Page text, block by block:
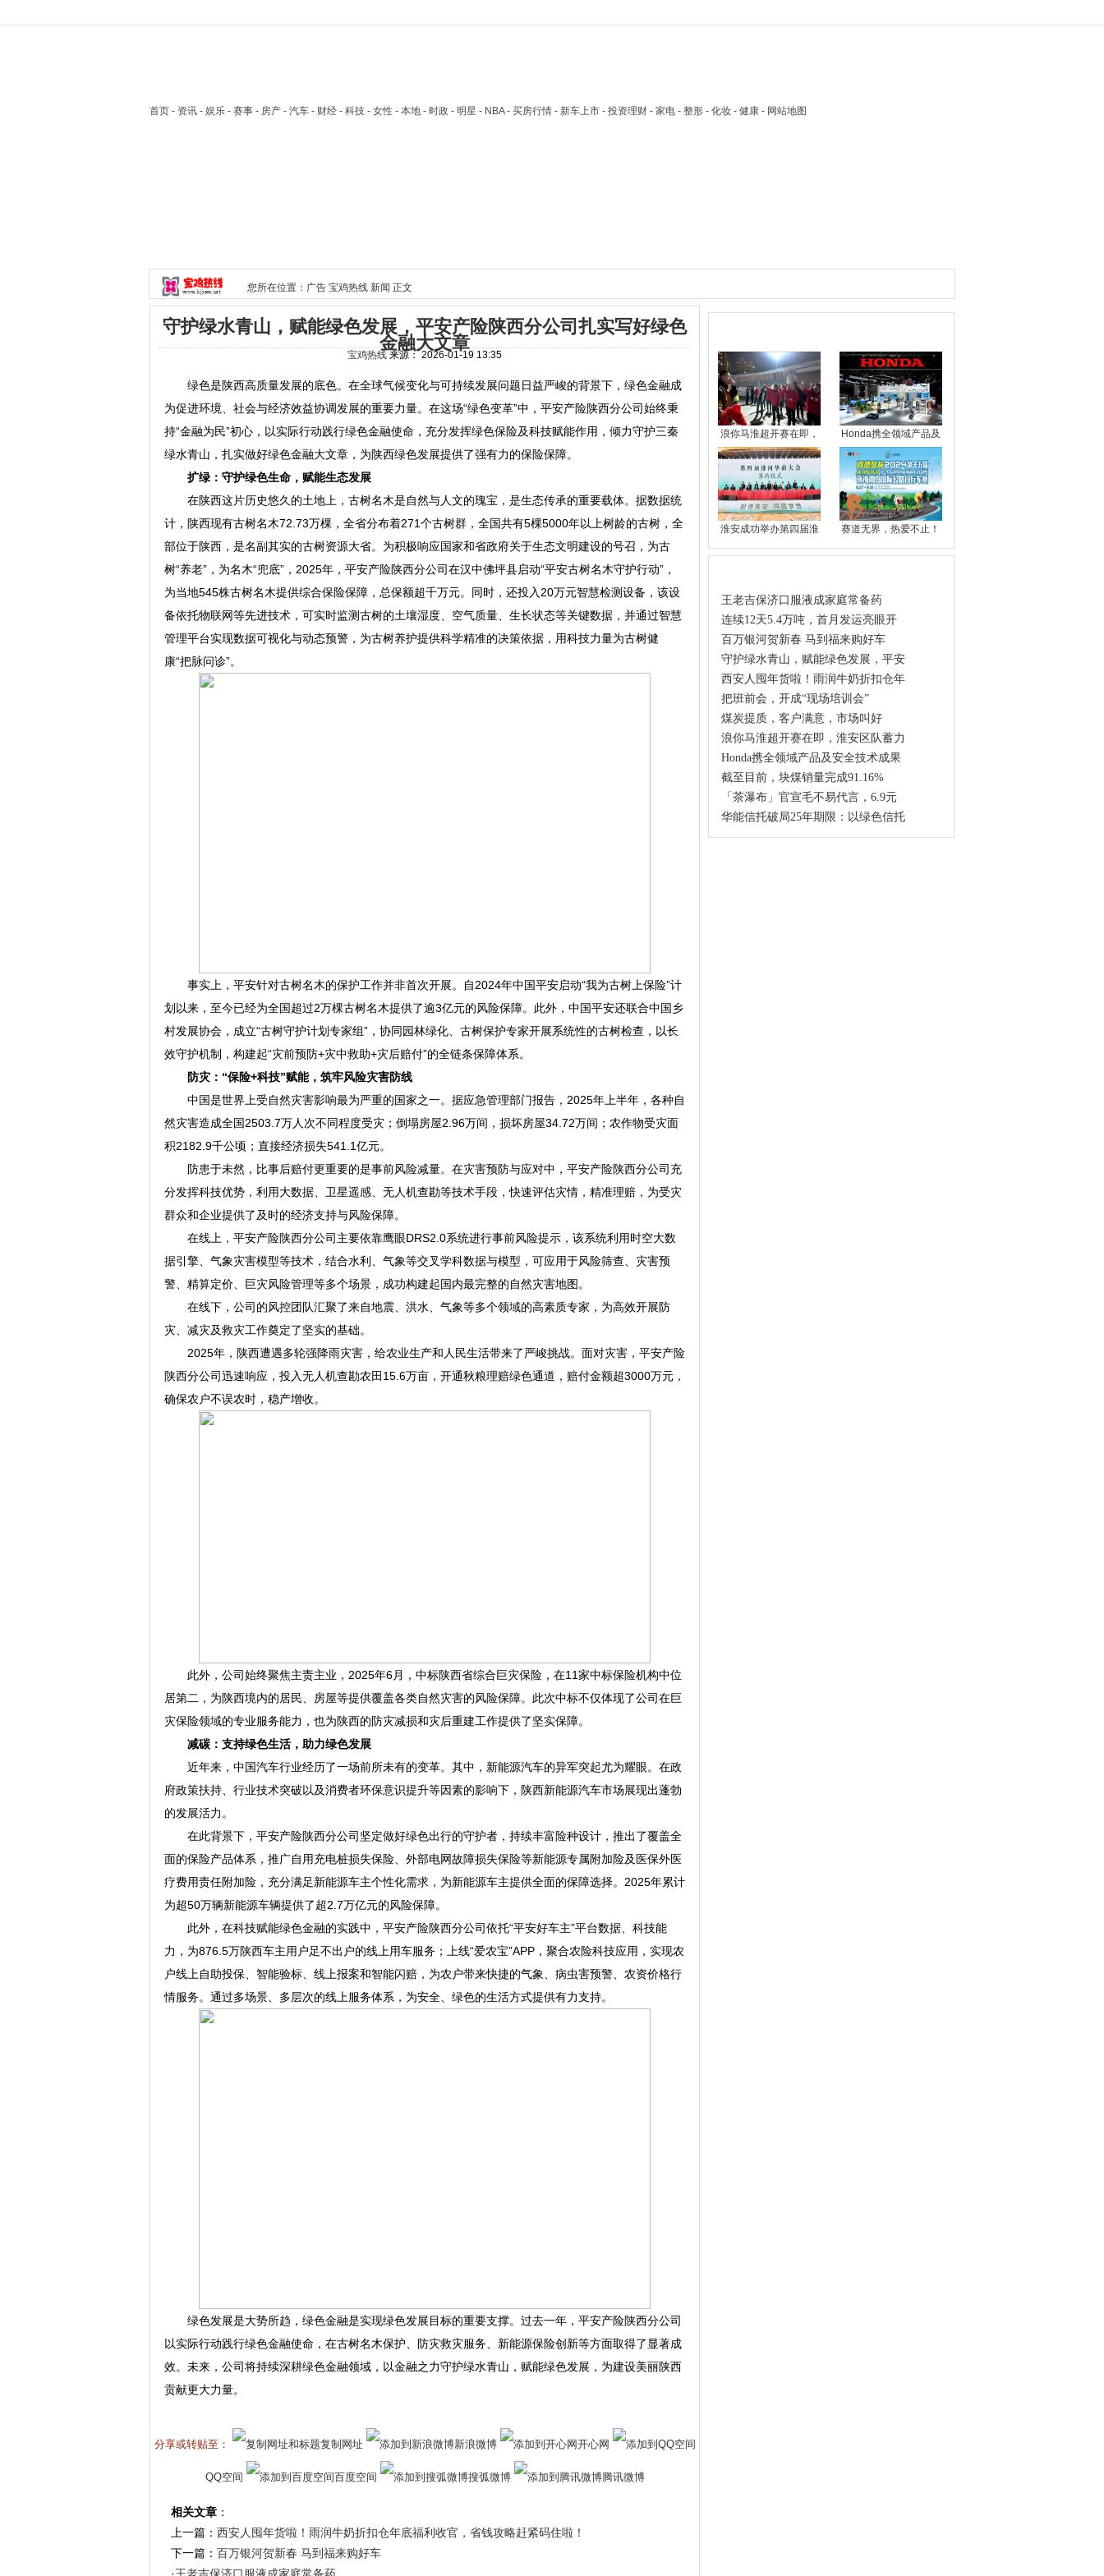
首页 - 资讯 - 娱乐 - 赛事 - 房产 - 汽车 - 财经 - 科技 - 女性 - 本地 - 时政 - 明星 - NBA - 买房行情 - 新车上市 - 投资理财 - 家电 - 整形 - 化妆 - 健康 - 网站地图
您所在位置： 广告 宝鸡热线 新闻 正文
守护绿水青山，赋能绿色发展，平安产险陕西分公司扎实写好绿色
金融大文章
宝鸡热线 来源： 2026-01-19 13:35
绿色是陕西高质量发展的底色。在全球气候变化与可持续发展问题日益严峻的背景下，绿色金融成
为促进环境、社会与经济效益协调发展的重要力量。在这场“绿色变革”中，平安产险陕西分公司始终秉
持“金融为民”初心，以实际行动践行绿色金融使命，充分发挥绿色保险及科技赋能作用，倾力守护三秦
绿水青山，扎实做好绿色金融大文章，为陕西绿色发展提供了强有力的保险保障。
扩绿：守护绿色生命，赋能生态发展
在陕西这片历史悠久的土地上，古树名木是自然与人文的瑰宝，是生态传承的重要载体。据数据统
计，陕西现有古树名木72.73万棵，全省分布着271个古树群，全国共有5棵5000年以上树龄的古树，全
部位于陕西，是名副其实的古树资源大省。为积极响应国家和省政府关于生态文明建设的号召，为古
树“养老”，为名木“兜底”，2025年，平安产险陕西分公司在汉中佛坪县启动“平安古树名木守护行动”，
为当地545株古树名木提供综合保险保障，总保额超千万元。同时，还投入20万元智慧检测设备，该设
备依托物联网等先进技术，可实时监测古树的土壤湿度、空气质量、生长状态等关键数据，并通过智慧
管理平台实现数据可视化与动态预警，为古树养护提供科学精准的决策依据，用科技力量为古树健
康“把脉问诊”。
事实上，平安针对古树名木的保护工作并非首次开展。自2024年中国平安启动“我为古树上保险”计
划以来，至今已经为全国超过2万棵古树名木提供了逾3亿元的风险保障。此外，中国平安还联合中国乡
村发展协会，成立“古树守护计划专家组”，协同园林绿化、古树保护专家开展系统性的古树检查，以长
效守护机制，构建起“灾前预防+灾中救助+灾后赔付”的全链条保障体系。
防灾： “保险+科技”赋能，筑牢风险灾害防线
中国是世界上受自然灾害影响最为严重的国家之一。据应急管理部门报告，2025年上半年，各种自
然灾害造成全国2503.7万人次不同程度受灾；倒塌房屋2.96万间，损坏房屋34.72万间；农作物受灾面
积2182.9千公顷；直接经济损失541.1亿元。
防患于未然，比事后赔付更重要的是事前风险减量。在灾害预防与应对中，平安产险陕西分公司充
分发挥科技优势，利用大数据、卫星遥感、无人机查勘等技术手段，快速评估灾情，精准理赔，为受灾
群众和企业提供了及时的经济支持与风险保障。
在线上，平安产险陕西分公司主要依靠鹰眼DRS2.0系统进行事前风险提示，该系统利用时空大数
据引擎、气象灾害模型等技术，结合水利、气象等交叉学科数据与模型，可应用于风险筛查、灾害预
警、精算定价、巨灾风险管理等多个场景，成功构建起国内最完整的自然灾害地图。
在线下，公司的风控团队汇聚了来自地震、洪水、气象等多个领域的高素质专家，为高效开展防
灾、减灾及救灾工作奠定了坚实的基础。
2025年，陕西遭遇多轮强降雨灾害，给农业生产和人民生活带来了严峻挑战。面对灾害，平安产险
陕西分公司迅速响应，投入无人机查勘农田15.6万亩，开通秋粮理赔绿色通道，赔付金额超3000万元，
确保农户不误农时，稳产增收。
此外，公司始终聚焦主责主业，2025年6月，中标陕西省综合巨灾保险，在11家中标保险机构中位
居第二，为陕西境内的居民、房屋等提供覆盖各类自然灾害的风险保障。此次中标不仅体现了公司在巨
灾保险领域的专业服务能力，也为陕西的防灾减损和灾后重建工作提供了坚实保障。
减碳：支持绿色生活，助力绿色发展
近年来，中国汽车行业经历了一场前所未有的变革。其中，新能源汽车的异军突起尤为耀眼。在政
府政策扶持、行业技术突破以及消费者环保意识提升等因素的影响下，陕西新能源汽车市场展现出蓬勃
的发展活力。
在此背景下，平安产险陕西分公司坚定做好绿色出行的守护者，持续丰富险种设计，推出了覆盖全
面的保险产品体系，推广自用充电桩损失保险、外部电网故障损失保险等新能源专属附加险及医保外医
疗费用责任附加险，充分满足新能源车主个性化需求，为新能源车主提供全面的保障选择。2025年累计
为超50万辆新能源车辆提供了超2.7万亿元的风险保障。
此外，在科技赋能绿色金融的实践中，平安产险陕西分公司依托“平安好车主”平台数据、科技能
力，为876.5万陕西车主用户足不出户的线上用车服务；上线“爱农宝”APP，聚合农险科技应用，实现农
户线上自助投保、智能验标、线上报案和智能闪赔，为农户带来快捷的气象、病虫害预警、农资价格行
情服务。通过多场景、多层次的线上服务体系，为安全、绿色的生活方式提供有力支持。
绿色发展是大势所趋，绿色金融是实现绿色发展目标的重要支撑。过去一年，平安产险陕西分公司
以实际行动践行绿色金融使命，在古树名木保护、防灾救灾服务、新能源保险创新等方面取得了显著成
效。未来，公司将持续深耕绿色金融领域，以金融之力守护绿水青山，赋能绿色发展，为建设美丽陕西
贡献更大力量。
分享或转贴至： 复制网址 新浪微博 开心网
QQ空间 百度空间 搜弧微博 腾讯微博
相关文章 ：
上一篇： 西安人囤年货啦！雨润牛奶折扣仓年底福利收官，省钱攻略赶紧码住啦！
下一篇： 百万银河贺新春 马到福来购好车
浪你马淮超开赛在即， Honda携全领域产品及
淮安成功举办第四届淮 赛道无界，热爱不止！
王老吉保济口服液成家庭常备药
连续12天5.4万吨，首月发运亮眼开
百万银河贺新春 马到福来购好车
守护绿水青山，赋能绿色发展，平安
西安人囤年货啦！雨润牛奶折扣仓年
把班前会，开成“现场培训会”
煤炭提质，客户满意，市场叫好
浪你马淮超开赛在即，淮安区队蓄力
Honda携全领域产品及安全技术成果
截至目前，块煤销量完成91.16%
「茶瀑布」官宣毛不易代言，6.9元
华能信托破局25年期限：以绿色信托